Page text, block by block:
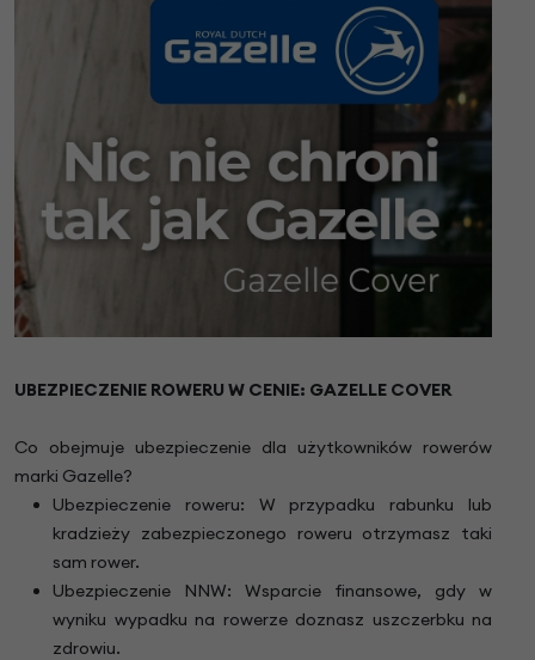
UBEZPIECZENIE ROWERU W CENIE: GAZELLE COVER
Co obejmuje ubezpieczenie dla użytkowników rowerów
marki Gazelle?
Ubezpieczenie roweru: W przypadku rabunku lub
kradzieży zabezpieczonego roweru otrzymasz taki
sam rower.
Ubezpieczenie NNW: Wsparcie finansowe, gdy w
wyniku wypadku na rowerze doznasz uszczerbku na
zdrowiu.